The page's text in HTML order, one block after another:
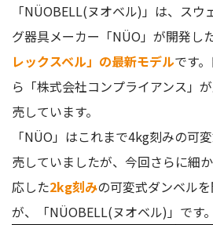
フレックスベル「NÜOBELL」は2kg
ダンベル！自宅トレーニングを充実
NÜOBELL（ヌオベル）
「NÜOBELL(ヌオベル)」は、ス
グ器具メーカー「NÜO」が開発し
レックスベル」の最新モデルです
ら「株式会社コンプライアンス」
売しています。
「NÜO」はこれまで4kg刻みの可
売していましたが、今回さらに細
応した2kg刻みの可変式ダンベル
が、「NÜOBELL(ヌオベル)」です。